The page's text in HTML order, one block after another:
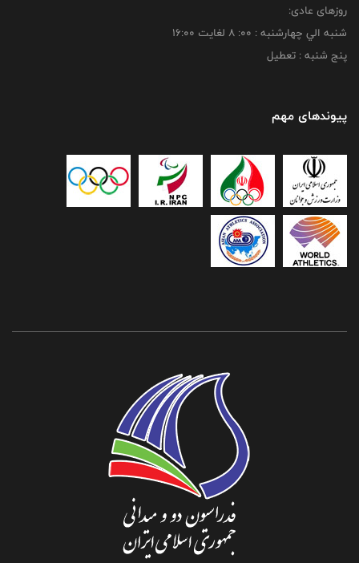
روزهای عادی:
شنبه الي چهارشنبه : 00: 8 لغايت 16:00
پنج شنبه : تعطیل
پیوندهای مهم